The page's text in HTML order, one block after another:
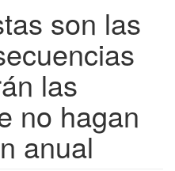
son las
las
no hagan
anual